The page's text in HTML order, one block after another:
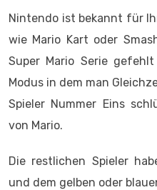
Nintendo ist bekannt für
wie Mario Kart oder
Super Mario Serie
Modus in dem man
Spieler Nummer Eins
von Mario.
Die restlichen Spieler
und dem gelben oder